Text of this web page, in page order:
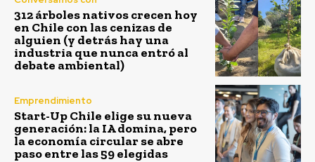
312 árboles nativos crecen hoy
en Chile con las cenizas de
alguien (y detrás hay una
industria que nunca entró al
debate ambiental)
Emprendimiento
Start-Up Chile elige su nueva
generación: la IA domina, pero
la economía circular se abre
paso entre las 59 elegidas